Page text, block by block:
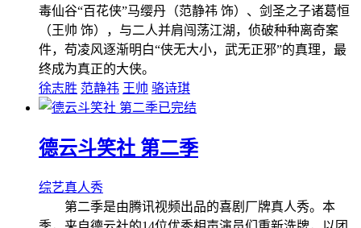
毒仙谷“百花侠”马缨丹（范静祎 饰）、剑圣之子诸葛恒
（王帅 饰），与二人并肩闯荡江湖，侦破种种离奇案
件，苟凌风逐渐明白“侠无大小，武无正邪”的真理，最
终成为真正的大侠。
徐志胜 范静祎 王帅 骆诗琪
已完结
德云斗笑社 第二季
综艺真人秀
第二季是由腾讯视频出品的喜剧厂牌真人秀。本